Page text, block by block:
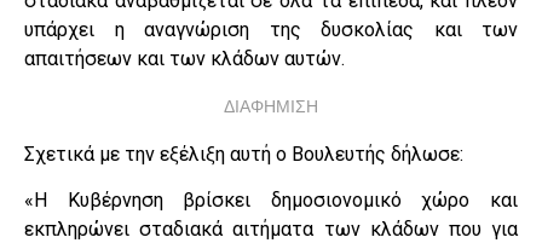
υπάρχει η αναγνώριση της δυσκολίας και των
απαιτήσεων και των κλάδων αυτών.
ΔΙΑΦΗΜΙΣΗ
Σχετικά με την εξέλιξη αυτή ο Βουλευτής δήλωσε:
«Η Κυβέρνηση βρίσκει δημοσιονομικό χώρο και
εκπληρώνει σταδιακά αιτήματα των κλάδων που για